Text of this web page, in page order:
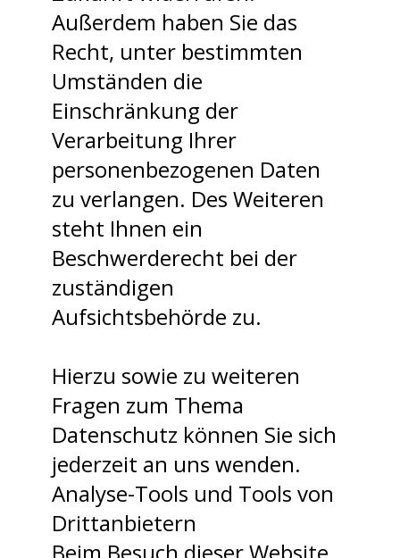
Außerdem haben Sie das
Recht, unter bestimmten
Umständen die
Einschränkung der
Verarbeitung Ihrer
personenbezogenen Daten
zu verlangen. Des Weiteren
steht Ihnen ein
Beschwerderecht bei der
zuständigen
Aufsichtsbehörde zu.
Hierzu sowie zu weiteren
Fragen zum Thema
Datenschutz können Sie sich
jederzeit an uns wenden.
Analyse-Tools und Tools von
Dritt­anbietern
Beim Besuch dieser Website